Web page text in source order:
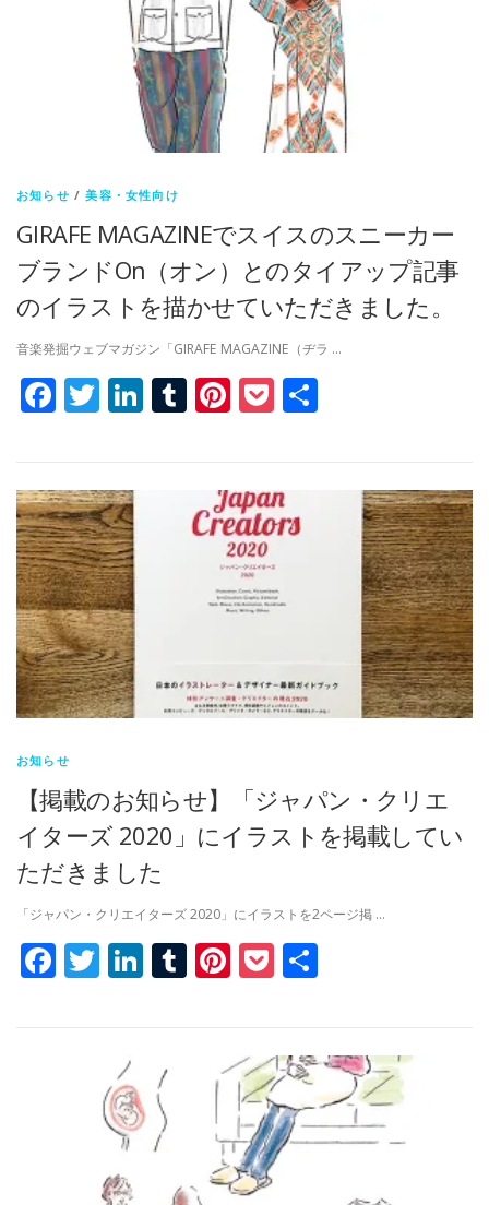
お知らせ /美容・女性向け
GIRAFE MAGAZINEでスイスのスニーカー
ブランドOn（オン）とのタイアップ記事
のイラストを描かせていただきました。
音楽発掘ウェブマガジン「GIRAFE MAGAZINE（ヂラ …
Facebook
Twitter
LinkedIn
Tumblr
Pinterest
Pocket
お知らせ
【掲載のお知らせ】「ジャパン・クリエ
イターズ 2020」にイラストを掲載してい
ただきました
「ジャパン・クリエイターズ 2020」にイラストを2ページ掲 …
Facebook
Twitter
LinkedIn
Tumblr
Pinterest
Pocket